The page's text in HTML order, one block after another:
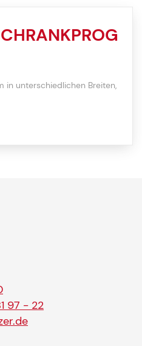
in unterschiedlichen Breiten,
97 - 22